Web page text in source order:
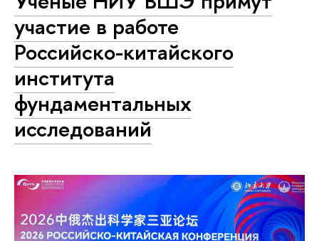
участие в работе
Российско-китайского
института
фундаментальных
исследований